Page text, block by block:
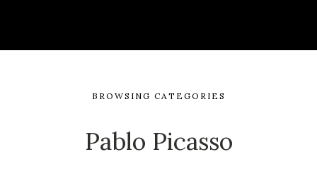
BROWSING CATEGORIES
Pablo Picasso